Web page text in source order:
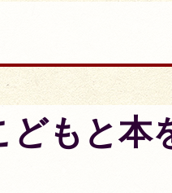
どもと本